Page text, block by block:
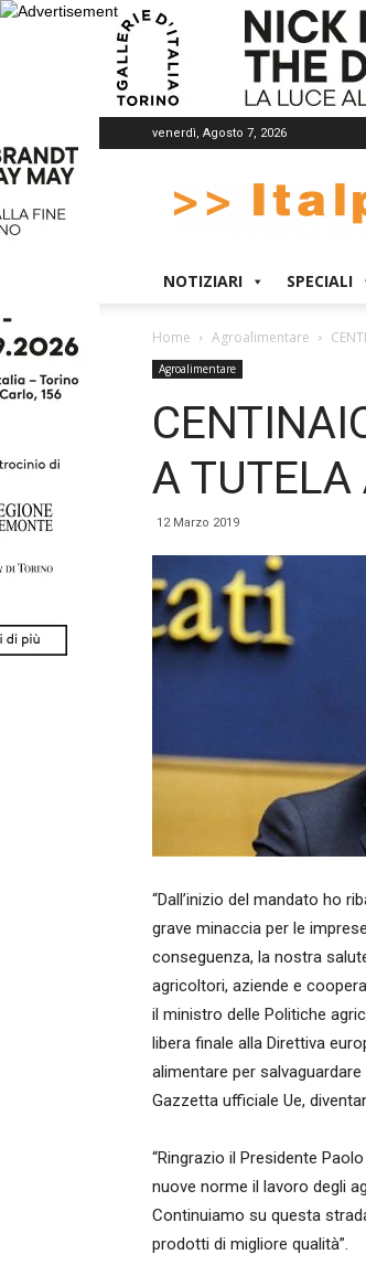
venerdì, Agosto 7, 2026
NOTIZIARI SPECIALI
Home Agroalimentare
Agroalimentare
A TUTELA
12 Marzo 2019
“Dall’inizio del mandato ho
grave minaccia per le
conseguenza, la nostra
agricoltori, aziende e
il ministro delle Politiche
libera finale alla Direttiva
alimentare per
Gazzetta ufficiale Ue,
“Ringrazio il Presidente
nuove norme il lavoro degli
Continuiamo su questa
prodotti di migliore qualità”.